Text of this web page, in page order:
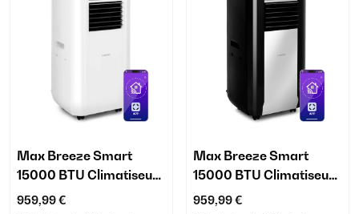
Max Breeze Smart
15000 BTU Climatiseur
mobile Blanc
959,99 €
Max Breeze Smart
15000 BTU Climatiseur
mobile Noir
959,99 €